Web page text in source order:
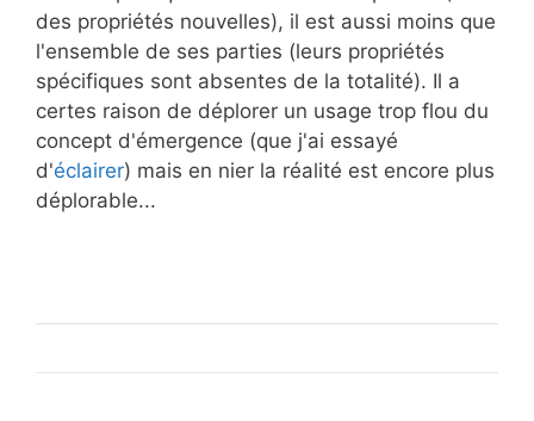
des propriétés nouvelles), il est aussi moins que
l'ensemble de ses parties (leurs propriétés
spécifiques sont absentes de la totalité). Il a
certes raison de déplorer un usage trop flou du
concept d'émergence (que j'ai essayé
d'éclairer) mais en nier la réalité est encore plus
déplorable...